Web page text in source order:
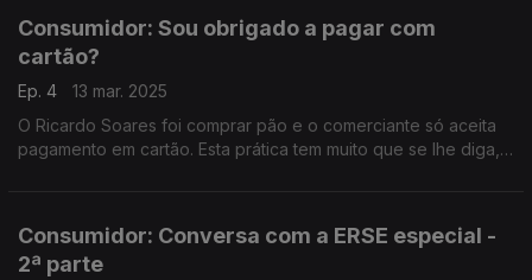
Consumidor: Sou obrigado a pagar com
cartão?
Ep. 4
13 mar. 2025
O Ricardo Soares foi comprar pão e o comerciante só aceita
pagamento em cartão. Esta prática tem muito que se lhe diga,
Consumidor: Conversa com a ERSE especial -
2ª parte